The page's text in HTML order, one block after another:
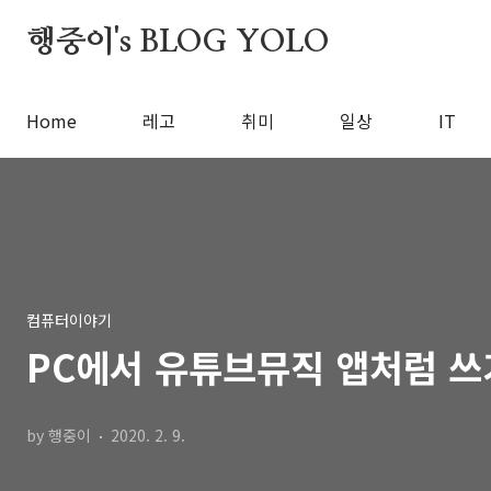
행중이's BLOG YOLO
Home 레고 취미 일상 IT
컴퓨터이야기
PC에서 유튜브뮤직 앱처럼
by 행중이 2020. 2. 9.